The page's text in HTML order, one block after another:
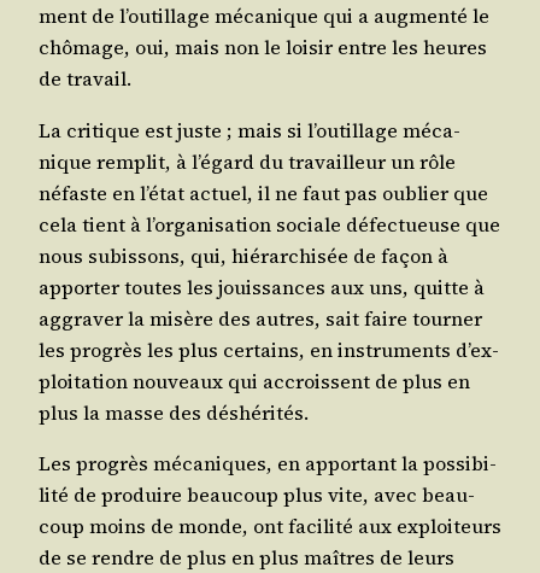
ment de l’ou­tillage méca­nique qui a aug­men­té le
chô­mage, oui, mais non le loi­sir entre les heures
de travail.
La cri­tique est juste ; mais si l’ou­tillage méca­
nique rem­plit, à l’é­gard du tra­vailleur un rôle
néfaste en l’é­tat actuel, il ne faut pas oublier que
cela tient à l’or­ga­ni­sa­tion sociale défec­tueuse que
nous subis­sons, qui, hié­rar­chi­sée de façon à
appor­ter toutes les jouis­sances aux uns, quitte à
aggra­ver la misère des autres, sait faire tour­ner
les pro­grès les plus cer­tains, en ins­tru­ments d’ex­
ploi­ta­tion nou­veaux qui accroissent de plus en
plus la masse des déshérités.
Les pro­grès méca­niques, en appor­tant la pos­si­bi­
li­té de pro­duire beau­coup plus vite, avec beau­
coup moins de monde, ont faci­li­té aux exploi­teurs
de se rendre de plus en plus maîtres de leurs